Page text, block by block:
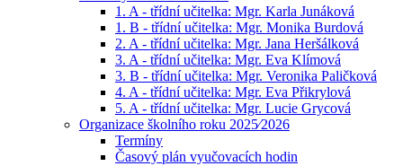
1. A - třídní učitelka: Mgr. Karla Junáková
1. B - třídní učitelka: Mgr. Monika Burdová
2. A - třídní učitelka: Mgr. Jana Heršálková
3. A - třídní učitelka: Mgr. Eva Klímová
3. B - třídní učitelka: Mgr. Veronika Paličková
4. A - třídní učitelka: Mgr. Eva Přikrylová
5. A - třídní učitelka: Mgr. Lucie Grycová
Organizace školního roku 2025⁄2026
Termíny
Časový plán vyučovacích hodin